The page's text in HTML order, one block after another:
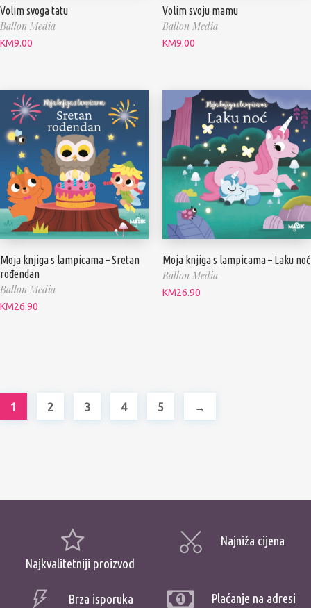
Volim svoga tatu
Ballon Media
KM9.00
Volim svoju mamu
Ballon Media
KM9.00
Moja knjiga s lampicama – Sretan
rođendan
Ballon Media
KM26.90
Moja knjiga s lampicama – Laku noć
Ballon Media
KM26.90
1 2 3 4 5 →
Najkvalitetniji proizvod
Najniža cijena
Brza isporuka Plaćanje na adresi